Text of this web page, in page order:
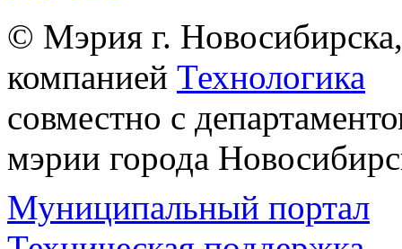
© Мэрия г.
компанией Технологика
совместно с
мэрии города
Муниципальный портал